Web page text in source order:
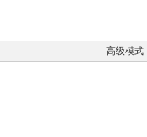
高级模式